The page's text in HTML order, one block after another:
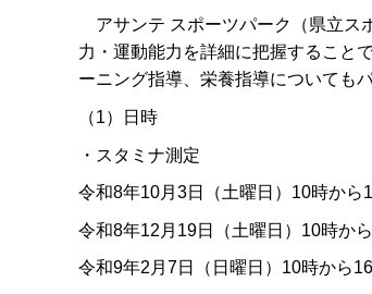
アサンテ スポーツパーク（県立ス
力・運動能力を詳細に把握すること
ーニング指導、栄養指導についても
（1）日時
・スタミナ測定
令和8年10月3日（土曜日）10時から
令和8年12月19日（土曜日）10時か
令和9年2月7日（日曜日）10時から